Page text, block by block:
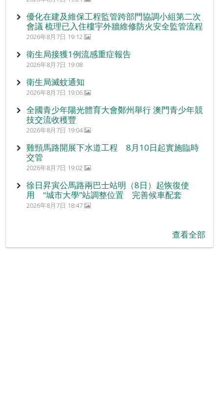
優化在建及維保工程監管跨部門協調小組第二次
會議 梳理已入住樓宇外牆維修防火安全監管流程
2026年8月7日 19:12
衛生局接獲1例流感重症報告
2026年8月7日 19:08
衛生局滅蚊通知
2026年8月7日 19:06
全國青少年陽光體育大會鄭州舉行 澳門青少年競
技交流收穫豐
2026年8月7日 19:04
雞頸馬路開展下水道工程 8月10日起實施臨時
交管
2026年8月7日 19:02
徐日昇寅公馬路兩巴士站明（8日）起恢復使
用 “城市大學”站調整位置 完善候車配套
2026年8月7日 18:47
查看全部